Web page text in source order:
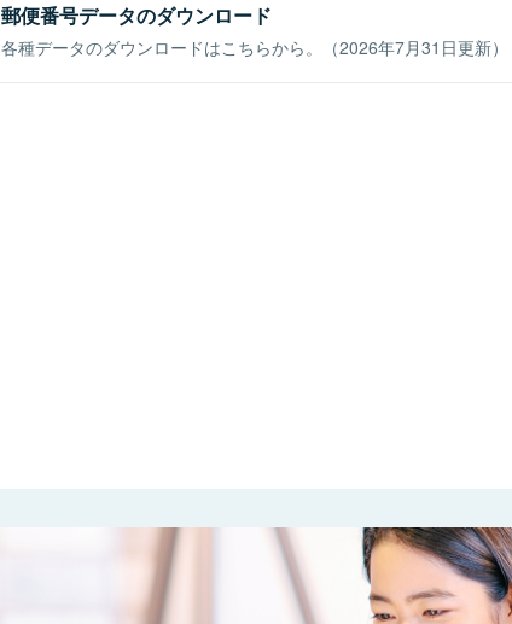
郵便番号データのダウンロード
各種データのダウンロードはこちらから。（2026年7月31日更新）